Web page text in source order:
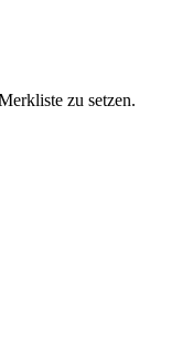
zu setzen.